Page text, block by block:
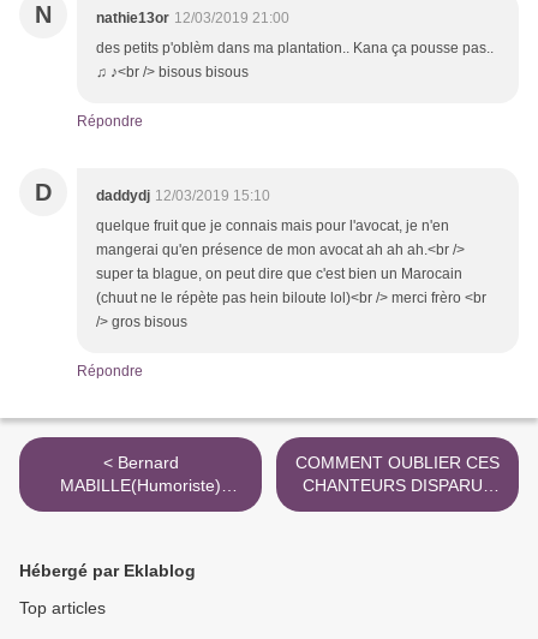
N nathie13or 12/03/2019 21:00
des petits p'oblèm dans ma plantation.. Kana ça pousse pas..
♫ ♪<br /> bisous bisous
Répondre
D daddydj 12/03/2019 15:10
quelque fruit que je connais mais pour l'avocat, je n'en
mangerai qu'en présence de mon avocat ah ah ah.<br />
super ta blague, on peut dire que c'est bien un Marocain
(chuut ne le répète pas hein biloute lol)<br /> merci frèro <br
/> gros bisous
Répondre
< Bernard
MABILLE(Humoriste)
RHABILLE
COMMENT OUBLIER CES
CHANTEURS DISPARUS
AU MOIS de: MARS >
Hébergé par Eklablog
Top articles